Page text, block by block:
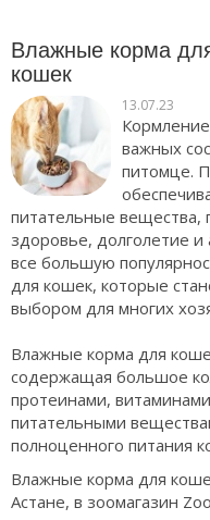
Влажные корма
кошек
13.07.23
важных
питомце.
питательные вещества,
здоровье, долголетие и
все большую
для кошек, которые
выбором для многих
Влажные корма для
содержащая большое
протеинами,
питательными
полноценного питания
Влажные корма для
Астане, в зоомагазин